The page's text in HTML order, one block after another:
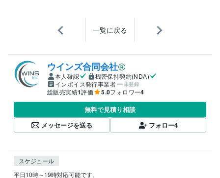
一覧に戻る
ウインズ合同会社
本人確認
機密保持契約(NDA)
インボイス発行事業者
未登録
総販売実績1評価 5.0フォロワー4
無料で見積り相談
メッセージを送る
フォロー4
スケジュール
平日10時～19時対応可能です。